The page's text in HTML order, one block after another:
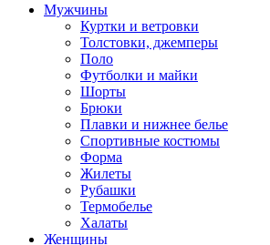
Мужчины
Куртки и ветровки
Толстовки, джемперы
Поло
Футболки и майки
Шорты
Брюки
Плавки и нижнее белье
Спортивные костюмы
Форма
Жилеты
Рубашки
Термобелье
Халаты
Женщины